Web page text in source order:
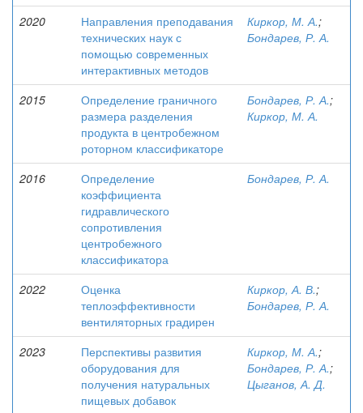
2020
Направления преподавания
технических наук с
помощью современных
интерактивных методов
Киркор, М. А.;
Бондарев, Р. А.
2015
Определение граничного
размера разделения
продукта в центробежном
роторном классификаторе
Бондарев, Р. А.;
Киркор, М. А.
2016
Определение
коэффициента
гидравлического
сопротивления
центробежного
классификатора
Бондарев, Р. А.
2022
Оценка
теплоэффективности
вентиляторных градирен
Киркор, А. В.;
Бондарев, Р. А.
2023
Перспективы развития
оборудования для
получения натуральных
пищевых добавок
Киркор, М. А.;
Бондарев, Р. А.;
Цыганов, А. Д.